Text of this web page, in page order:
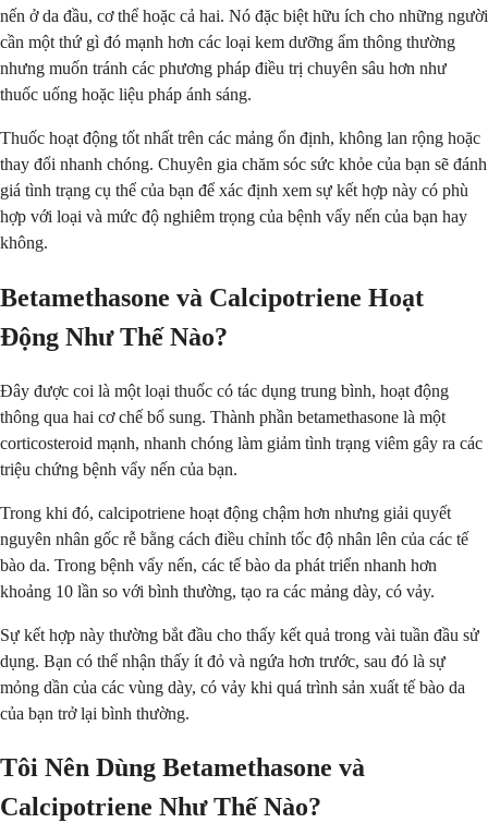
nến ở da đầu, cơ thể hoặc cả hai. Nó đặc biệt hữu ích cho những người
cần một thứ gì đó mạnh hơn các loại kem dưỡng ẩm thông thường
nhưng muốn tránh các phương pháp điều trị chuyên sâu hơn như
thuốc uống hoặc liệu pháp ánh sáng.
Thuốc hoạt động tốt nhất trên các mảng ổn định, không lan rộng hoặc
thay đổi nhanh chóng. Chuyên gia chăm sóc sức khỏe của bạn sẽ đánh
giá tình trạng cụ thể của bạn để xác định xem sự kết hợp này có phù
hợp với loại và mức độ nghiêm trọng của bệnh vẩy nến của bạn hay
không.
Betamethasone và Calcipotriene Hoạt
Động Như Thế Nào?
Đây được coi là một loại thuốc có tác dụng trung bình, hoạt động
thông qua hai cơ chế bổ sung. Thành phần betamethasone là một
corticosteroid mạnh, nhanh chóng làm giảm tình trạng viêm gây ra các
triệu chứng bệnh vẩy nến của bạn.
Trong khi đó, calcipotriene hoạt động chậm hơn nhưng giải quyết
nguyên nhân gốc rễ bằng cách điều chỉnh tốc độ nhân lên của các tế
bào da. Trong bệnh vẩy nến, các tế bào da phát triển nhanh hơn
khoảng 10 lần so với bình thường, tạo ra các mảng dày, có vảy.
Sự kết hợp này thường bắt đầu cho thấy kết quả trong vài tuần đầu sử
dụng. Bạn có thể nhận thấy ít đỏ và ngứa hơn trước, sau đó là sự
mỏng dần của các vùng dày, có vảy khi quá trình sản xuất tế bào da
của bạn trở lại bình thường.
Tôi Nên Dùng Betamethasone và
Calcipotriene Như Thế Nào?